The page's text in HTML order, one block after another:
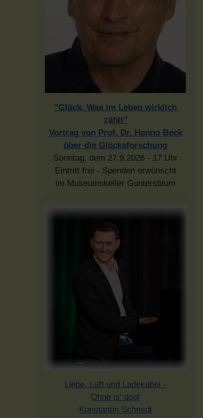
"Glück. Was im Leben wirklich
zählt"
Vortrag von Prof. Dr. Hanno Beck
über die Glücksforschung
Sonntag, dem 27.9.2026 - 17 Uhr
Eintritt frei - Spenden erwünscht
im Museumskeller Guntersblum
Liebe, Luft und Ladekabel -
Ohne is' doof
Konstantin Schmidt